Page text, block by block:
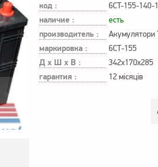
код : 6CT-155-140-
наличие : есть
производитель : Акумулятори
маркировка : 6СТ-155
Д х Ш х В : 342x170x285
гарантия : 12 місяців